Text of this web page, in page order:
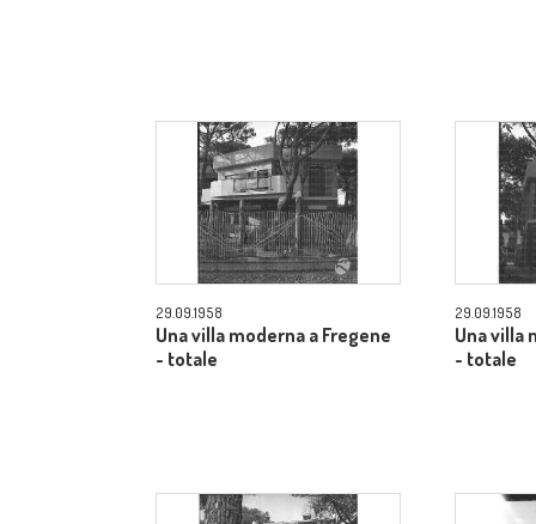
29.09.1958
Una villa moderna a Fregene
- totale
29.09.1958
Una villa
- totale